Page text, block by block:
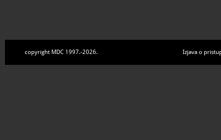
copyright MDC 1997.-2026. Izjava o